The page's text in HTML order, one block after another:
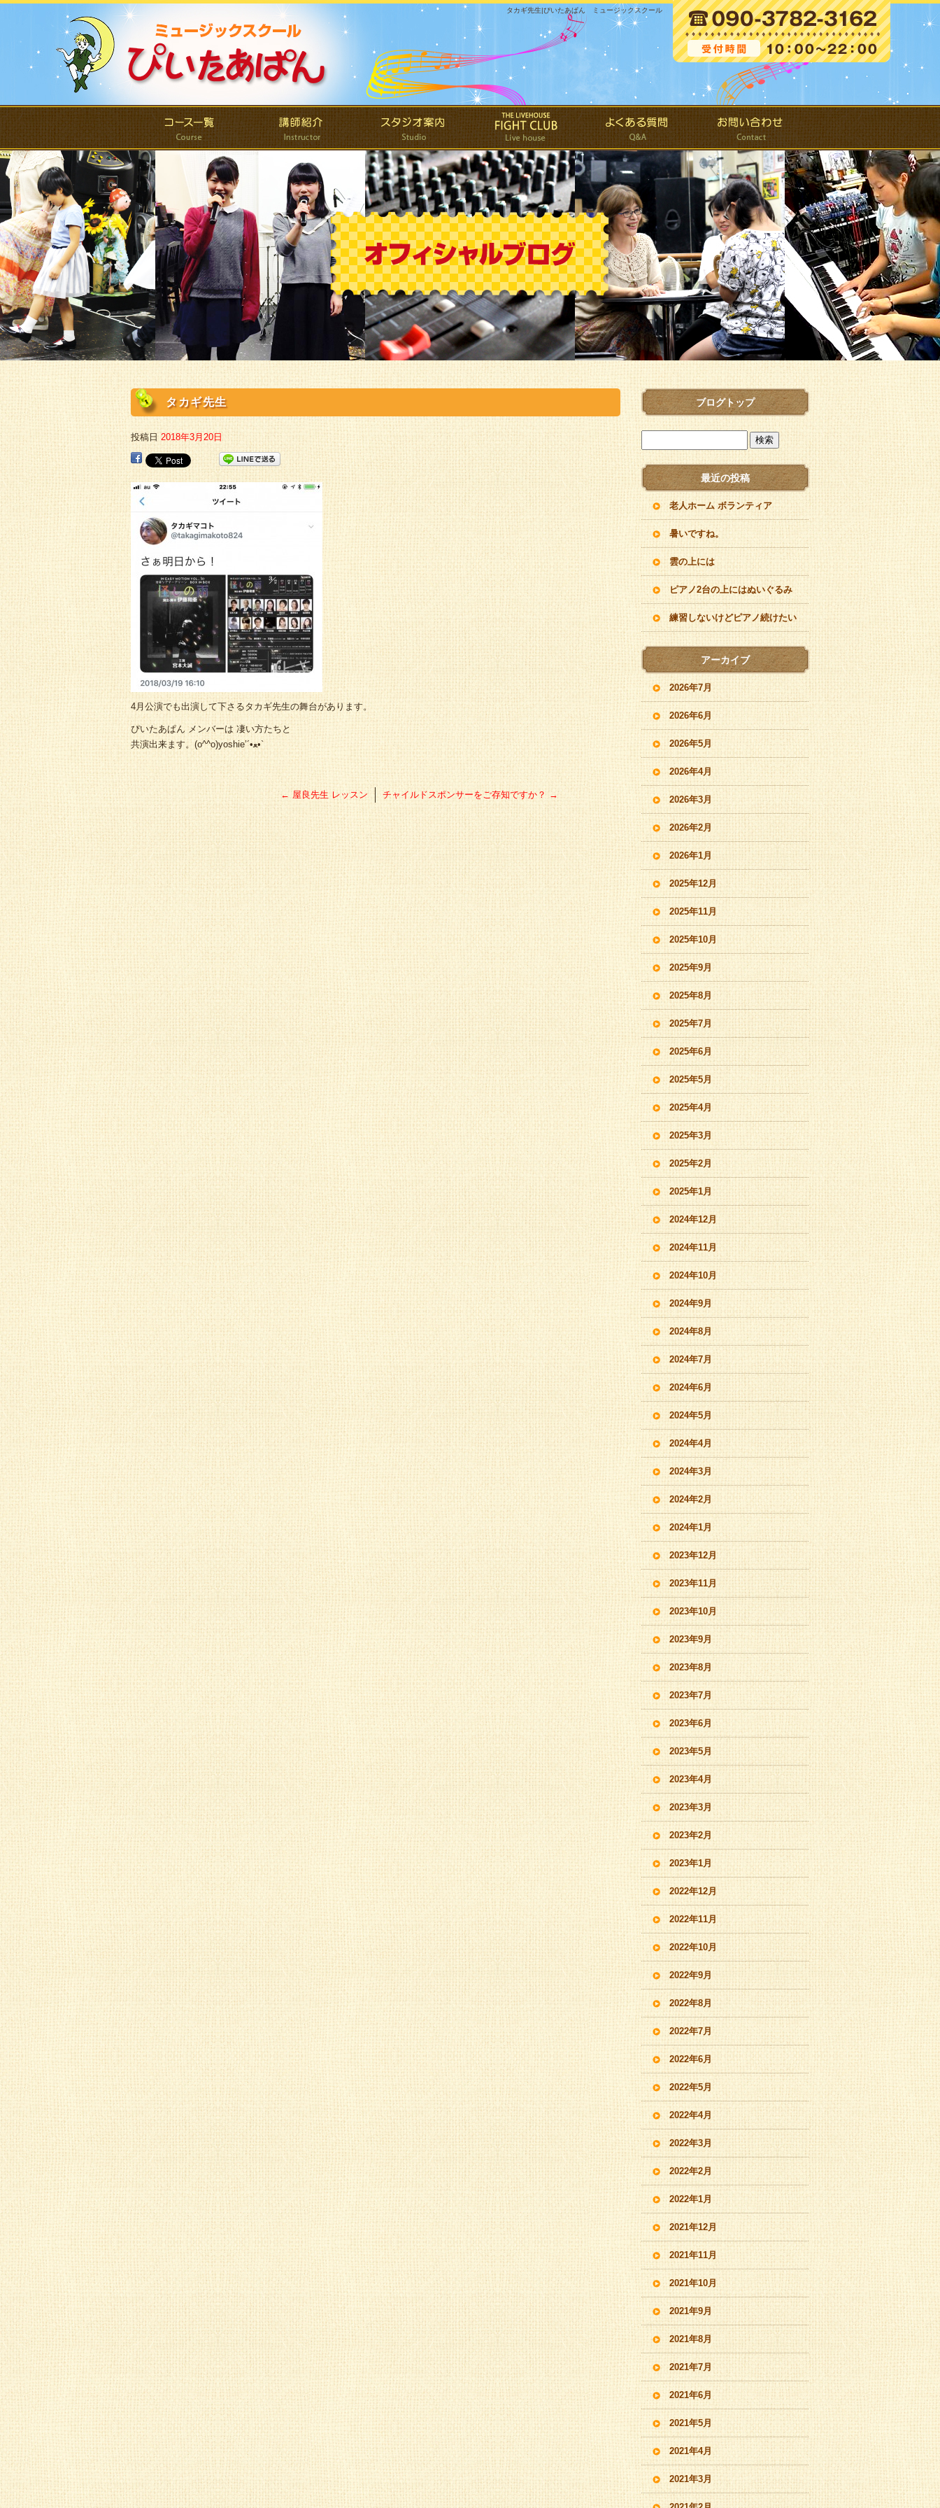
タカギ先生|ぴいたあぱん ミュージックスクール
タカギ先生
投稿日 2018年3月20日
4月公演でも出演して下さるタカギ先生の舞台があります。
ぴいたあぱん メンバーは 凄い方たちと
共演出来ます。(o^^o)yoshie’‎´•ﻌ•`
← 屋良先生 レッスン チャイルドスポンサーをご存知ですか？ →
ブログトップ
最近の投稿
老人ホーム ボランティア
暑いですね。
雲の上には
ピアノ2台の上にはぬいぐるみ
練習しないけどピアノ続けたい
アーカイブ
2026年7月
2026年6月
2026年5月
2026年4月
2026年3月
2026年2月
2026年1月
2025年12月
2025年11月
2025年10月
2025年9月
2025年8月
2025年7月
2025年6月
2025年5月
2025年4月
2025年3月
2025年2月
2025年1月
2024年12月
2024年11月
2024年10月
2024年9月
2024年8月
2024年7月
2024年6月
2024年5月
2024年4月
2024年3月
2024年2月
2024年1月
2023年12月
2023年11月
2023年10月
2023年9月
2023年8月
2023年7月
2023年6月
2023年5月
2023年4月
2023年3月
2023年2月
2023年1月
2022年12月
2022年11月
2022年10月
2022年9月
2022年8月
2022年7月
2022年6月
2022年5月
2022年4月
2022年3月
2022年2月
2022年1月
2021年12月
2021年11月
2021年10月
2021年9月
2021年8月
2021年7月
2021年6月
2021年5月
2021年4月
2021年3月